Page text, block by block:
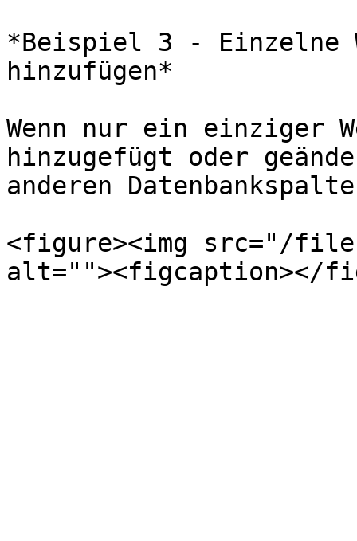
*Beispiel 3 - Einzelne
hinzufügen*
Wenn nur ein einziger
hinzugefügt oder
anderen
<figure><img src="/